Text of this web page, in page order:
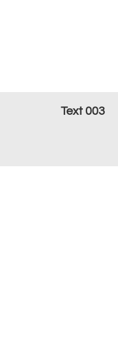
Text 003